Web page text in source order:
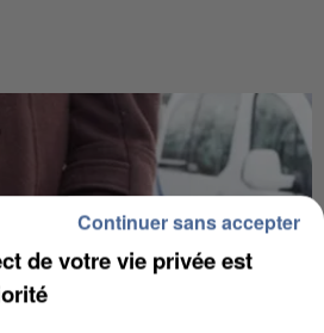
de votre vie privée est
Continuer sans accepter